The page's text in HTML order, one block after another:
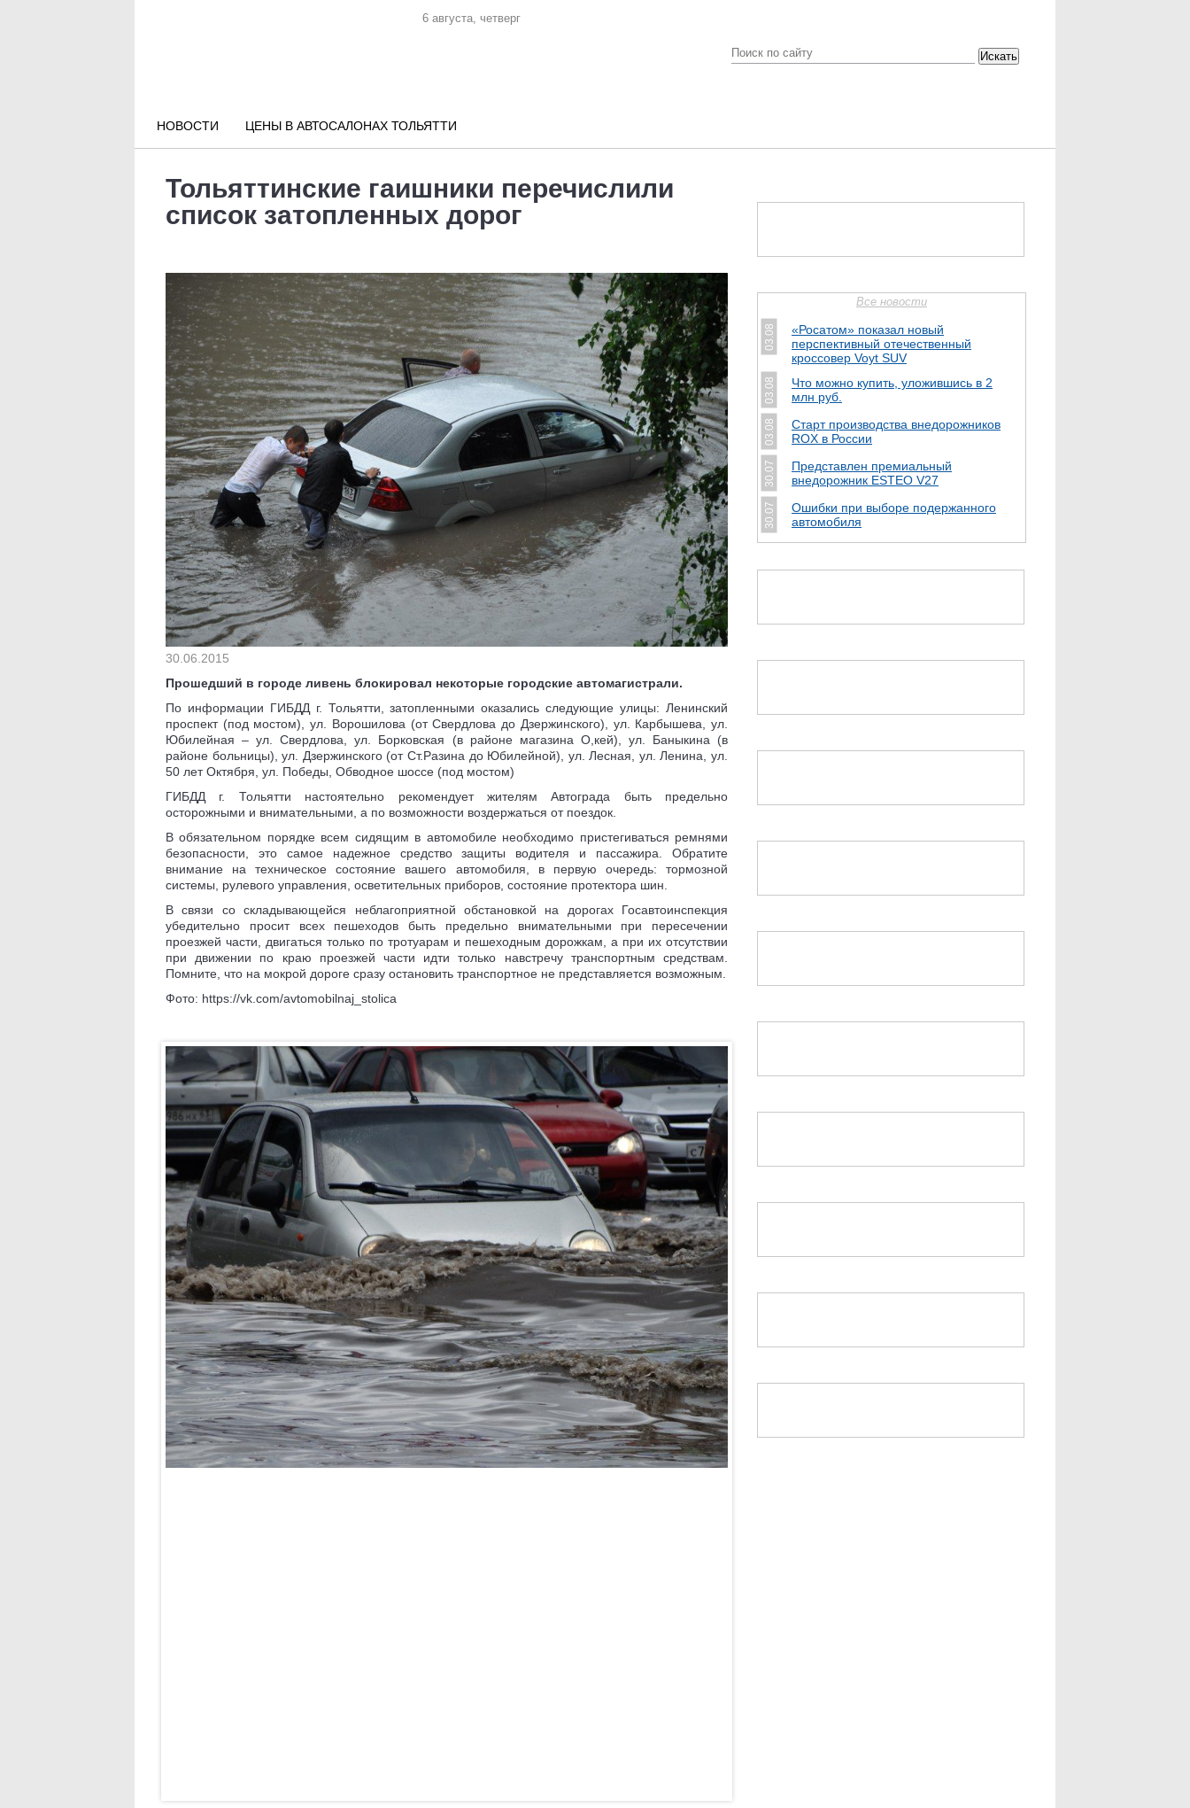
6 августа, четверг
Искать
НОВОСТИ ЦЕНЫ В АВТОСАЛОНАХ ТОЛЬЯТТИ
Тольяттинские гаишники перечислили
список затопленных дорог
30.06.2015
Прошедший в городе ливень блокировал некоторые городские автомагистрали.
По информации ГИБДД г. Тольятти, затопленными оказались следующие улицы: Ленинский
проспект (под мостом), ул. Ворошилова (от Свердлова до Дзержинского), ул. Карбышева, ул.
Юбилейная – ул. Свердлова, ул. Борковская (в районе магазина О,кей), ул. Баныкина (в
районе больницы), ул. Дзержинского (от Ст.Разина до Юбилейной), ул. Лесная, ул. Ленина, ул.
50 лет Октября, ул. Победы, Обводное шоссе (под мостом)
ГИБДД г. Тольятти настоятельно рекомендует жителям Автограда быть предельно
осторожными и внимательными, а по возможности воздержаться от поездок.
В обязательном порядке всем сидящим в автомобиле необходимо пристегиваться ремнями
безопасности, это самое надежное средство защиты водителя и пассажира. Обратите
внимание на техническое состояние вашего автомобиля, в первую очередь: тормозной
системы, рулевого управления, осветительных приборов, состояние протектора шин.
В связи со складывающейся неблагоприятной обстановкой на дорогах Госавтоинспекция
убедительно просит всех пешеходов быть предельно внимательными при пересечении
проезжей части, двигаться только по тротуарам и пешеходным дорожкам, а при их отсутствии
при движении по краю проезжей части идти только навстречу транспортным средствам.
Помните, что на мокрой дороге сразу остановить транспортное не представляется возможным.
Фото: https://vk.com/avtomobilnaj_stolica
Все новости
03.08
«Росатом» показал новый
перспективный отечественный
кроссовер Voyt SUV
03.08
Что можно купить, уложившись в 2
млн руб.
03.08
Cтарт производства внедорожников
ROX в России
30.07
Представлен премиальный
внедорожник ESTEO V27
30.07
Ошибки при выборе подержанного
автомобиля